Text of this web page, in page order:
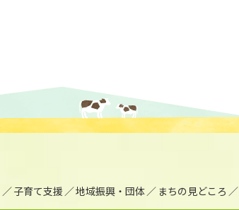
子育て支援 地域振興・団体 まちの見どころ